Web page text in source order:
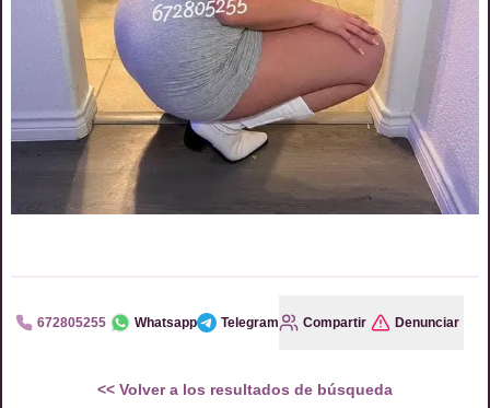
672805255 Whatsapp Telegram Compartir Denunciar
<< Volver a los resultados de búsqueda